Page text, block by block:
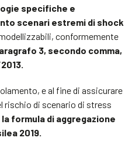
specifiche e
scenari estremi di shock
conformemente
3, secondo comma,
e al fine di assicurare
rischio di scenario di stress
formula di aggregazione
2019.